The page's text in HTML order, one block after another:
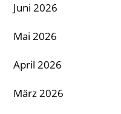
Juni 2026
Mai 2026
April 2026
März 2026